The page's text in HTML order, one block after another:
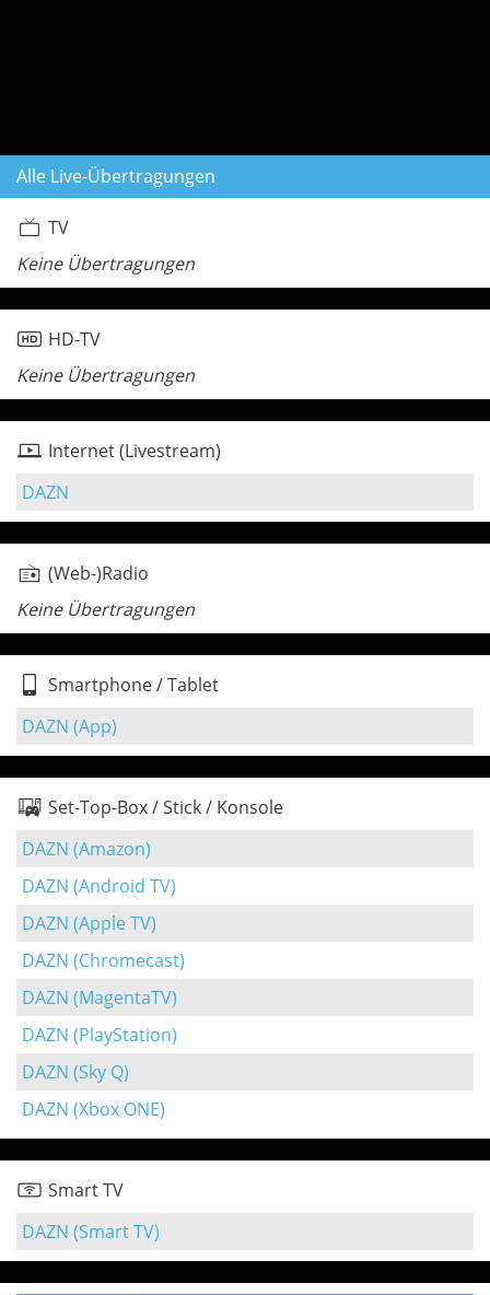
Alle Live-Übertragungen
TV
Keine Übertragungen
HD-TV
Keine Übertragungen
Internet (Livestream)
DAZN
(Web-)Radio
Keine Übertragungen
Smartphone / Tablet
DAZN (App)
Set-Top-Box / Stick / Konsole
DAZN (Amazon)
DAZN (Android TV)
DAZN (Apple TV)
DAZN (Chromecast)
DAZN (MagentaTV)
DAZN (PlayStation)
DAZN (Sky Q)
DAZN (Xbox ONE)
Smart TV
DAZN (Smart TV)